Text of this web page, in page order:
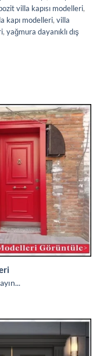
villa kapısı modelleri,
kapı modelleri, villa
, yağmura dayanıklı dış